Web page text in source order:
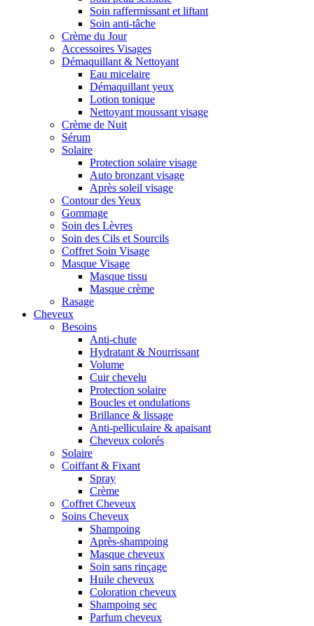
Soin raffermissant et liftant
Soin anti-tâche
Crème du Jour
Accessoires Visages
Démaquillant & Nettoyant
Eau micelaire
Démaquillant yeux
Lotion tonique
Nettoyant moussant visage
Crème de Nuit
Sérum
Solaire
Protection solaire visage
Auto bronzant visage
Après soleil visage
Contour des Yeux
Gommage
Soin des Lèvres
Soin des Cils et Sourcils
Coffret Soin Visage
Masque Visage
Masque tissu
Masque crème
Rasage
Cheveux
Besoins
Anti-chute
Hydratant & Nourrissant
Volume
Cuir chevelu
Protection solaire
Boucles et ondulations
Brillance & lissage
Anti-pelliculaire & apaisant
Cheveux colorés
Solaire
Coiffant & Fixant
Spray
Crème
Coffret Cheveux
Soins Cheveux
Shampoing
Après-shampoing
Masque cheveux
Soin sans rinçage
Huile cheveux
Coloration cheveux
Shampoing sec
Parfum cheveux